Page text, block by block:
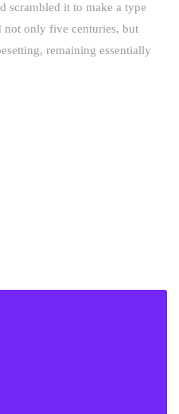
scrambled it to make a type
not only five centuries, but
remaining essentially